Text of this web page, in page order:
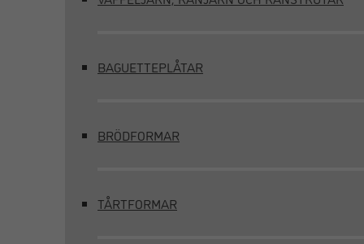
BAGUETTEPLÅTAR
BRÖDFORMAR
TÅRTFORMAR